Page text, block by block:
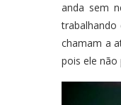
anda sem
trabalhando
chamam a
pois ele não